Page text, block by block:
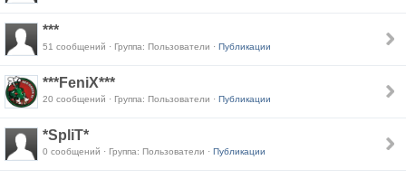
***
51 сообщений · Группа: Пользователи · Публикации
***FeniX***
20 сообщений · Группа: Пользователи · Публикации
*SpliT*
0 сообщений · Группа: Пользователи · Публикации